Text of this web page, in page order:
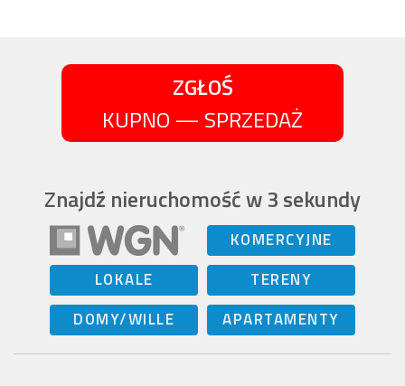
ZGŁOŚ
KUPNO — SPRZEDAŻ
Znajdź nieruchomość w 3 sekundy
KOMERCYJNE
LOKALE
TERENY
DOMY/WILLE
APARTAMENTY